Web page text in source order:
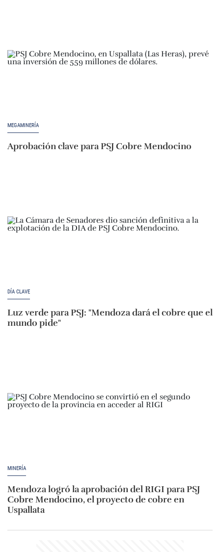
MEGAMINERÍA
Aprobación clave para PSJ Cobre Mendocino
DÍA CLAVE
Luz verde para PSJ: "Mendoza dará el cobre que el
mundo pide"
MINERÍA
Mendoza logró la aprobación del RIGI para PSJ
Cobre Mendocino, el proyecto de cobre en
Uspallata